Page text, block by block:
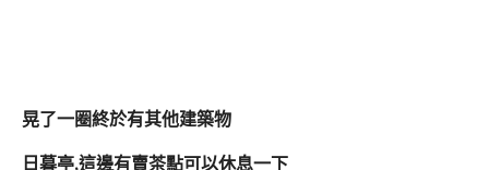
晃了一圈終於有其他建築物
日暮亭,這邊有賣茶點可以休息一下